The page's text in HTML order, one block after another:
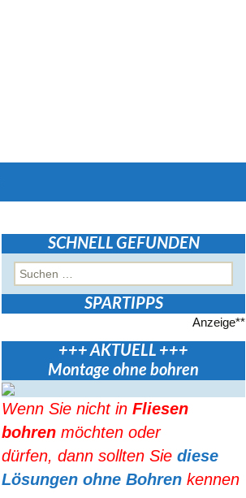
SCHNELL GEFUNDEN
Suchen
nach:
SPARTIPPS
Anzeige**
+++ AKTUELL +++
Montage ohne bohren
Wenn Sie nicht in Fliesen
bohren möchten oder
dürfen, dann sollten Sie diese
Lösungen ohne Bohren kennen